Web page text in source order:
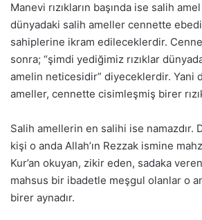
Manevi rızıkların başında ise salih
dünyadaki salih ameller cennette ebedi
sahiplerine ikram edileceklerdir.
sonra; “şimdi yediğimiz rızıklar
amelin neticesidir” diyeceklerdir. Yani
ameller, cennette cisimleşmiş birer
Salih amellerin en salihi ise namazdır.
kişi o anda Allah’ın Rezzak ismine
Kur’an okuyan, zikir eden, sadaka
mahsus bir ibadetle meşgul olanlar o
birer aynadır.